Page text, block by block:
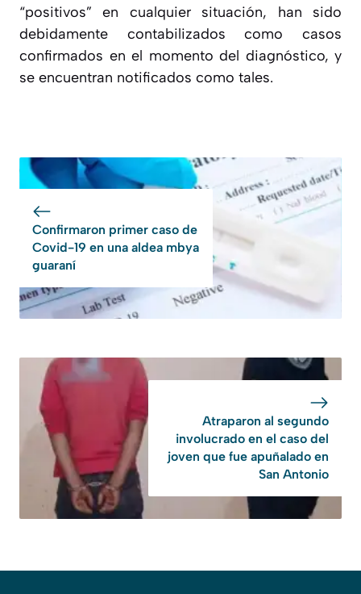
“positivos” en cualquier situación, han sido
debidamente contabilizados como casos
confirmados en el momento del diagnóstico, y
se encuentran notificados como tales.
Confirmaron primer caso de
Covid-19 en una aldea mbya
guaraní
Atraparon al segundo
involucrado en el caso del
joven que fue apuñalado en
San Antonio